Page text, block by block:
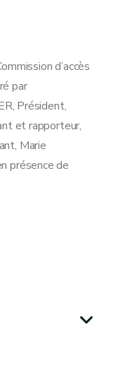
d’accès
par
Président,
et rapporteur,
Marie
présence de